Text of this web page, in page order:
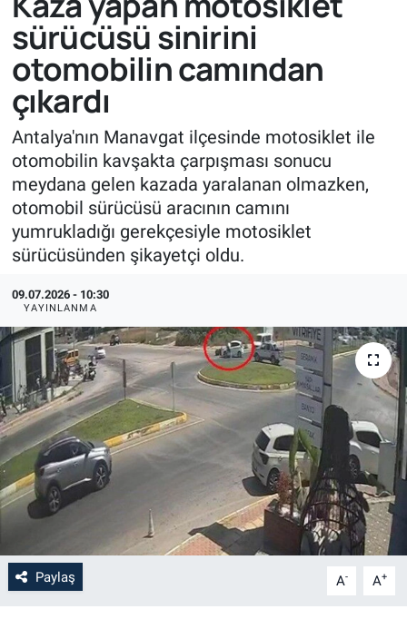
sürücüsü sinirini
otomobilin camından
çıkardı
Antalya'nın Manavgat ilçesinde motosiklet ile
otomobilin kavşakta çarpışması sonucu
meydana gelen kazada yaralanan olmazken,
otomobil sürücüsü aracının camını
yumrukladığı gerekçesiyle motosiklet
sürücüsünden şikayetçi oldu.
09.07.2026 - 10:30
YAYINLANMA
Paylaş A- A+
Tüm Manşetler
Son Dakika Haberleri
Haber Arşivi